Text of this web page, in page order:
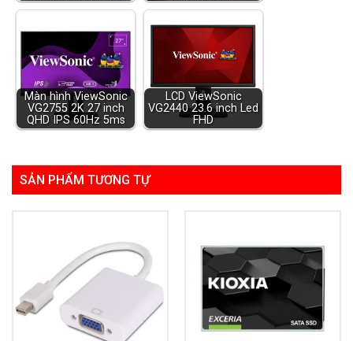
Màn hình ViewSonic
VG2755 2K 27 inch
QHD IPS 60Hz 5ms
LCD ViewSonic
VG2440 23.6 inch Led
FHD
SẢN PHẨM TƯƠNG TỰ